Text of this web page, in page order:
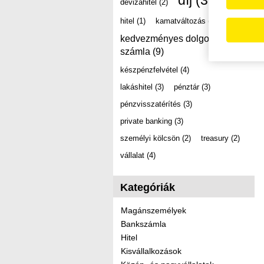
devizahitel (2)
hitel (1) kamatváltozás (2)
kedvezményes dolgozói
számla (9)
készpénzfelvétel (4)
lakáshitel (3) pénztár (3)
pénzvisszatérítés (3)
private banking (3)
személyi kölcsön (2) treasury (2)
vállalat (4)
Kategóriák
Magánszemélyek
Bankszámla
Hitel
Kisvállalkozások